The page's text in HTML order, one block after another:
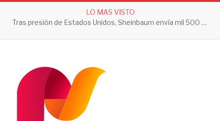
LO MAS VISTO
Tras presión de Estados Unidos, Sheinbaum envía mil 500 soldados a Michoacán